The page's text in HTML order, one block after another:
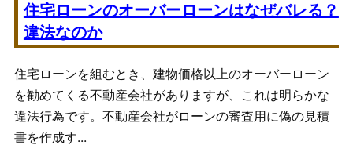
住宅ローンのオーバーローンはなぜバレる？
違法なのか
住宅ローンを組むとき、建物価格以上のオーバーローン
を勧めてくる不動産会社がありますが、これは明らかな
違法行為です。不動産会社がローンの審査用に偽の見積
書を作成す...